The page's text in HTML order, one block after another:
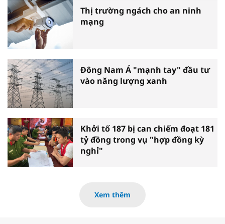
Thị trường ngách cho an ninh
mạng
Đông Nam Á "mạnh tay" đầu tư
vào năng lượng xanh
Khởi tố 187 bị can chiếm đoạt 181
tỷ đồng trong vụ "hợp đồng kỳ
nghỉ"
Xem thêm